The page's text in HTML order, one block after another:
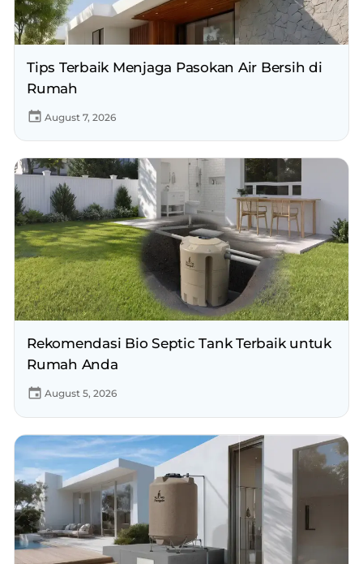
Tips Terbaik Menjaga Pasokan Air Bersih di
Rumah
August 7, 2026
Rekomendasi Bio Septic Tank Terbaik untuk
Rumah Anda
August 5, 2026